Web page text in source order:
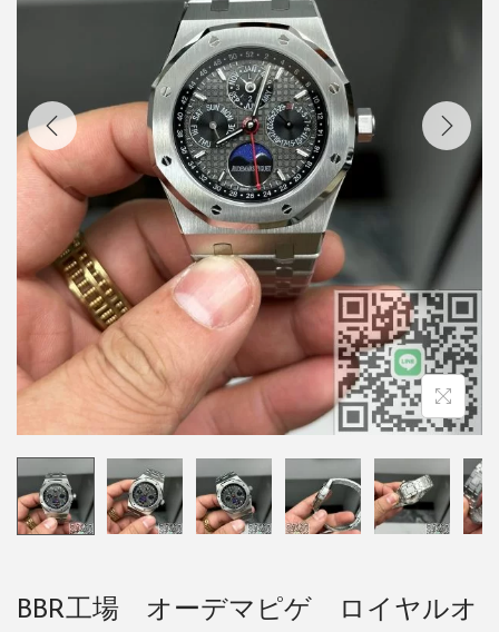
BBR工場 オーデマピゲ ロイヤルオ